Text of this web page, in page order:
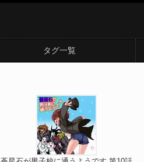
タグ一覧